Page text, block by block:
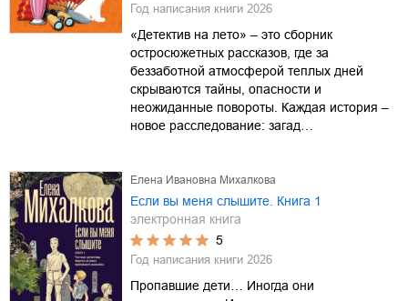
Год написания книги 2026
«Детектив на лето» – это сборник
остросюжетных рассказов, где за
беззаботной атмосферой теплых дней
скрываются тайны, опасности и
неожиданные повороты. Каждая история –
новое расследование: загад…
Елена Ивановна Михалкова
Если вы меня слышите. Книга 1
электронная книга
5
Год написания книги 2026
Пропавшие дети… Иногда они